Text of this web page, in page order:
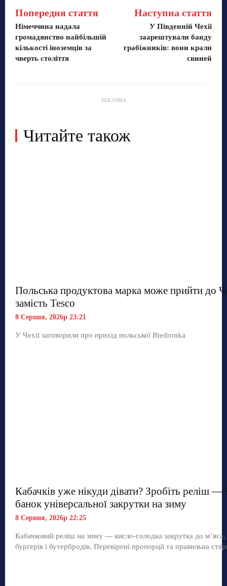
Попередня стаття
Німеччина надала
громадянство найбільшій
кількості іноземців за
чверть століття
Наступна стаття
У Південній Чехії
заарештували банду
грабіжників: вони крали
свиней
РЕКЛАМА
Читайте також
Польська продуктова марка може прийти до
замість Tesco
8 Серпня, 2026р 23:21
У Чехії заговорили про прихід польської Biedronka
Кабачків уже нікуди дівати? Зробіть реліш —
банок універсальної закрутки на зиму
8 Серпня, 2026р 22:25
Кабачковий реліш на зиму — кисло-солодка закрутка до м’яса,
бургерів і бутербродів. Перевірені пропорції та правильна